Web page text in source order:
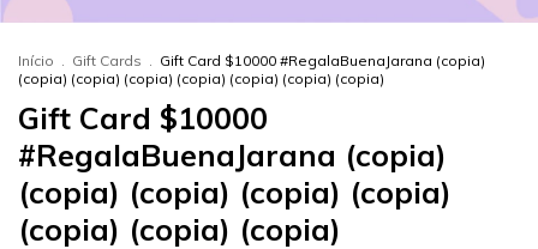
Início Gift Cards
Gift Card $10000 #RegalaBuenaJarana (copia)
(copia) (copia) (copia) (copia) (copia) (copia) (copia)
Gift Card $10000
#RegalaBuenaJarana (copia)
(copia) (copia) (copia) (copia)
(copia) (copia) (copia)